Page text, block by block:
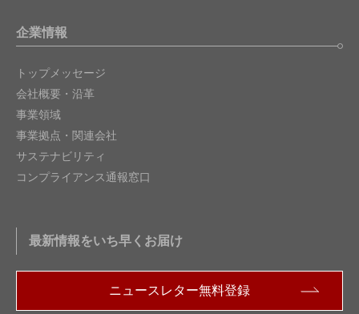
企業情報
トップメッセージ
会社概要・沿革
事業領域
事業拠点・関連会社
サステナビリティ
コンプライアンス通報窓口
最新情報をいち早くお届け
ニュースレター無料登録